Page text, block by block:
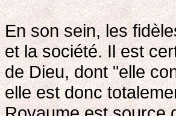
En son sein, les
et la société. Il est
de Dieu, dont "elle
elle est donc